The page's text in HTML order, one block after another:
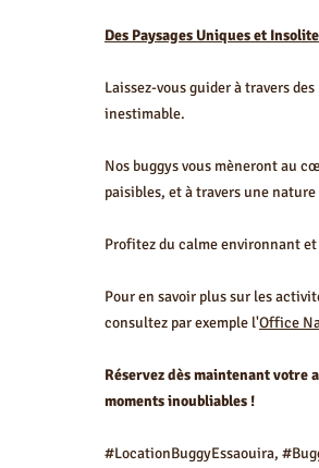
Des Paysages Uniques et
Laissez-vous guider à travers
inestimable.
Nos buggys vous mèneront au
paisibles, et à travers une nature
Profitez du calme environnant
Pour en savoir plus sur les
consultez par exemple l'Office
Réservez dès maintenant votre
moments inoubliables !
#LocationBuggyEssaouira,